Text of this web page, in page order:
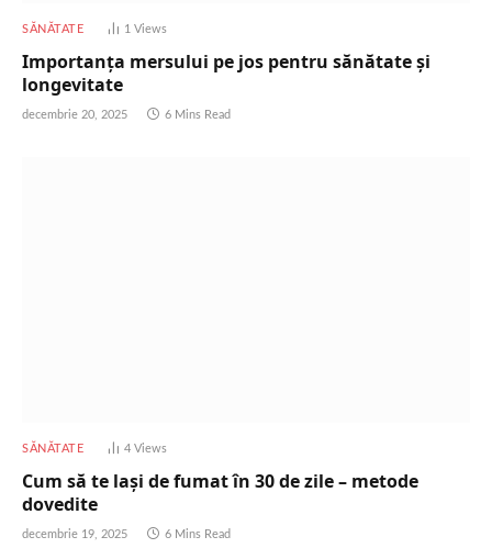
SĂNĂTATE 1Views
Importanța mersului pe jos pentru sănătate și
longevitate
decembrie 20, 2025 6 Mins Read
SĂNĂTATE 4Views
Cum să te lași de fumat în 30 de zile – metode
dovedite
decembrie 19, 2025 6 Mins Read